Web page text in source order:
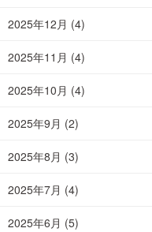
2025年12月 (4)
2025年11月 (4)
2025年10月 (4)
2025年9月 (2)
2025年8月 (3)
2025年7月 (4)
2025年6月 (5)